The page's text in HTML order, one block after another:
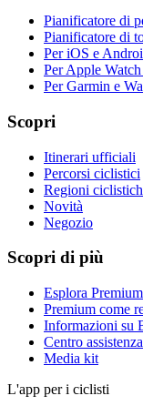
Pianificatore di
Pianificatore di
Per iOS e
Per Apple
Per Garmin e
Scopri
Itinerari ufficiali
Percorsi ciclistici
Regioni
Novità
Negozio
Scopri di più
Esplora Premium
Premium come
Informazioni su
Centro assistenza
Media kit
L'app per i ciclisti